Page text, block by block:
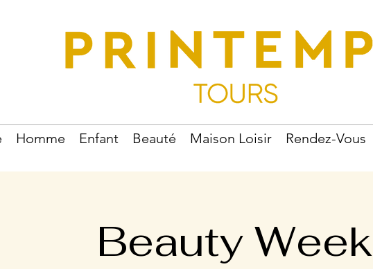
Homme Enfant Beauté Maison Loisir Rendez-Vous
Beauty Week